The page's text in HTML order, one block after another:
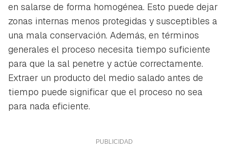
en salarse de forma homogénea. Esto puede dejar
zonas internas menos protegidas y susceptibles a
una mala conservación. Además, en términos
generales el proceso necesita tiempo suficiente
para que la sal penetre y actúe correctamente.
Extraer un producto del medio salado antes de
tiempo puede significar que el proceso no sea
para nada eficiente.